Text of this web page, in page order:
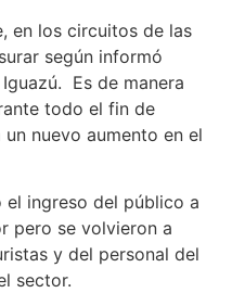
en los circuitos de las
según informó
Es de manera
todo el fin de
nuevo aumento en el
el ingreso del público a
pero se volvieron a
y del personal del
sector.